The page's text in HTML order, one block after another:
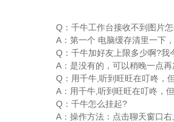
Q：千牛工作台接收不到图片
A：第一个 电脑缓存清里一下
Q：千牛加好友上限多少啊?我
A：是没有的，可以稍晚一点再
Q：用千牛,听到旺旺在叮咚，
A：用千牛,听到旺旺在叮咚，
Q：千牛怎么挂起?
A：操作方法：点击聊天窗口